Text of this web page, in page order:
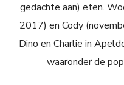
gedachte aan) eten.
2017) en Cody
Dino en Charlie in
waaronder de